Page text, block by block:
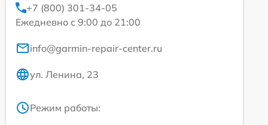
+7 (800) 301-34-05
Ежедневно с 9:00 до 21:00
info@garmin-repair-center.ru
ул. Ленина, 23
Режим работы: